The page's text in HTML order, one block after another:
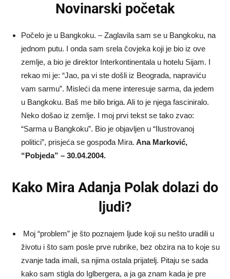
Novinarski početak
Počelo je u Bangkoku. – Zaglavila sam se u Bangkoku, na
jednom putu. I onda sam srela čovjeka koji je bio iz ove
zemlje, a bio je direktor Interkontinentala u hotelu Sijam. I
rekao mi je: “Jao, pa vi ste došli iz Beograda, napraviću
vam sarmu”. Misleći da mene interesuje sarma, da jedem
u Bangkoku. Baš me bilo briga. Ali to je njega fasciniralo.
Neko došao iz zemlje. I moj prvi tekst se tako zvao:
“Sarma u Bangkoku”. Bio je objavljen u “Ilustrovanoj
politici”, prisjeća se gospođa Mira. Ana Marković,
“Pobjeda” – 30.04.2004.
Kako Mira Adanja Polak dolazi do
ljudi?
Moj “problem” je što poznajem ljude koji su nešto uradili u
životu i što sam posle prve rubrike, bez obzira na to koje su
zvanje tada imali, sa njima ostala prijatelj. Pitaju se sada
kako sam stigla do Iglbergera, a ja ga znam kada je pre